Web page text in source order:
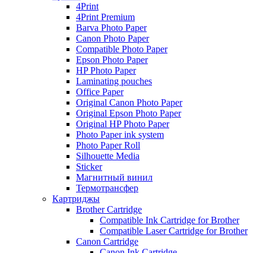
4Print
4Print Premium
Barva Photo Paper
Canon Photo Paper
Compatible Photo Paper
Epson Photo Paper
HP Photo Paper
Laminating pouches
Office Paper
Original Canon Photo Paper
Original Epson Photo Paper
Original HP Photo Paper
Photo Paper ink system
Photo Paper Roll
Silhouette Media
Sticker
Магнитный винил
Термотрансфер
Картриджы
Brother Cartridge
Compatible Ink Cartridge for Brother
Compatible Laser Cartridge for Brother
Canon Cartridge